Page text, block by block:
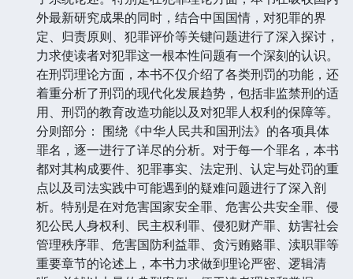
外最新研究成果的同时，结合中国国情，对犯罪的界
定、归责原则、犯罪评价等关键问题进行了深入探讨，
力求使读者对犯罪这一根本性问题有一个深刻的认识。
在刑罚理论方面，本书不仅介绍了各类刑罚的功能，还
着重分析了刑罚的现代化发展趋势，包括非监禁刑的适
用、刑罚的教育改造功能以及对犯罪人权利的保障等。
分则部分： 围绕《中华人民共和国刑法》的各项具体
罪名，逐一进行了详尽的分析。对于每一个罪名，本书
都对其构成要件、犯罪事实、法定刑、认定与处罚的重
点以及司法实践中可能遇到的疑难问题进行了深入剖
析。特别是在对危害国家安全罪、危害公共安全罪、侵
犯公民人身权利、民主权利罪、侵犯财产罪、妨害社会
管理秩序罪、危害国防利益罪、贪污贿赂罪、渎职罪等
重要章节的论述上，本书力求做到理论严密、逻辑清